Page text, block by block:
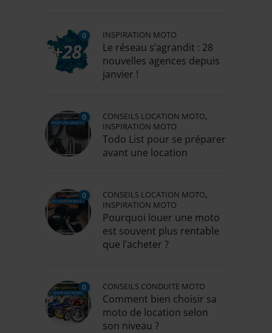
0 INSPIRATION MOTO
Le réseau s’agrandit : 28
nouvelles agences depuis
janvier !
0 CONSEILS LOCATION MOTO,
INSPIRATION MOTO
Todo List pour se préparer
avant une location
0 CONSEILS LOCATION MOTO,
INSPIRATION MOTO
Pourquoi louer une moto
est souvent plus rentable
que l’acheter ?
0 CONSEILS CONDUITE MOTO
Comment bien choisir sa
moto de location selon
son niveau ?